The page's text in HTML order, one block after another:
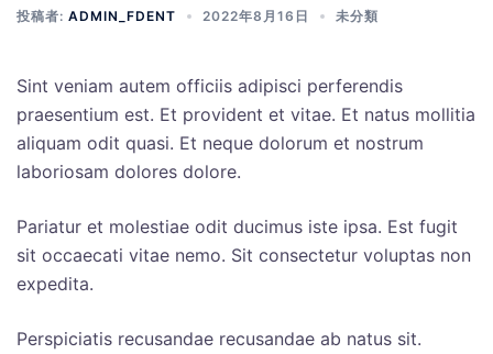
投稿者: ADMIN_FDENT 2022年8月16日 未分類
Sint veniam autem officiis adipisci perferendis
praesentium est. Et provident et vitae. Et natus mollitia
aliquam odit quasi. Et neque dolorum et nostrum
laboriosam dolores dolore.
Pariatur et molestiae odit ducimus iste ipsa. Est fugit
sit occaecati vitae nemo. Sit consectetur voluptas non
expedita.
Perspiciatis recusandae recusandae ab natus sit.